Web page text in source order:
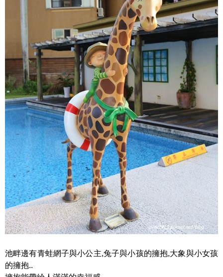
池畔邊有青蛙網子與小公主,兔子與小孩的擁抱,大象與小女孩
的擁抱..